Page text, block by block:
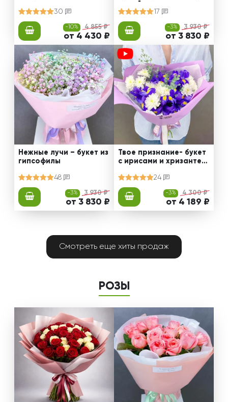
30
-10% 4 855 ₽
от 4 430 ₽
мерий
17
-3% 3 930 ₽
от 3 830 ₽
Нежные лучи – букет из
гипсофилы
48
-3% 3 930 ₽
от 3 830 ₽
Твое признание- букет
с ирисами и хризантем
24
-3% 4 300 ₽
от 4 189 ₽
Смотреть еще хиты продаж
РОЗЫ